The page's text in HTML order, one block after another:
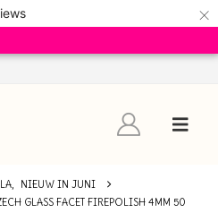
×
,
NIEUW IN JUNI
GLASS FACET FIREPOLISH 4MM 50